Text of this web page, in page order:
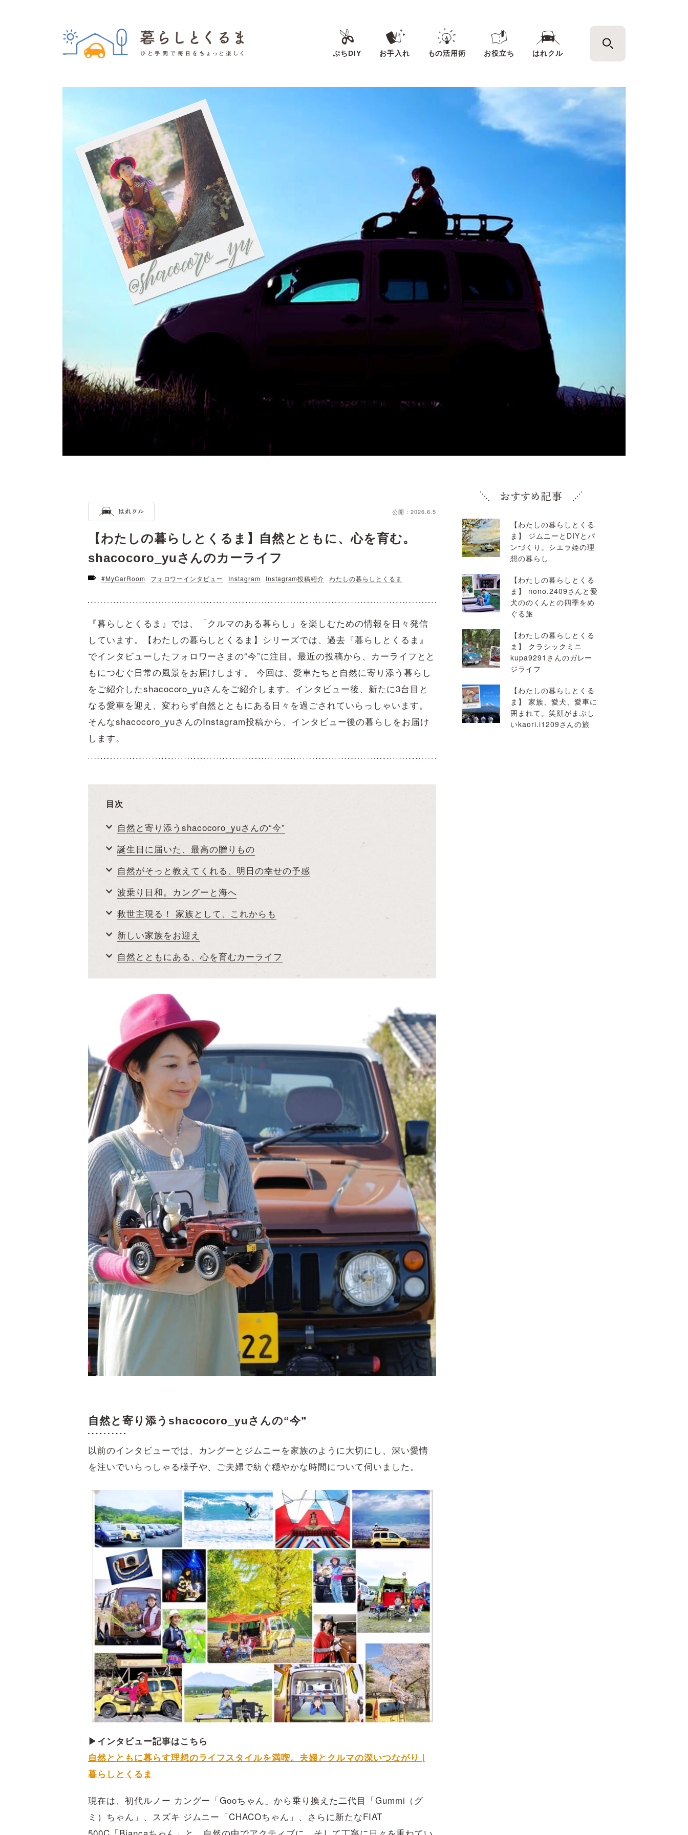
ぷちDIY お手入れ もの活用術 お役立ち はれクル
公開：2026.6.5
【わたしの暮らしとくるま】自然とともに、心を育む。
shacocoro_yuさんのカーライフ
#MyCarRoom フォロワーインタビュー Instagram Instagram投稿紹介 わたしの暮らしとくるま
『暮らしとくるま』では、「クルマのある暮らし」を楽しむための情報を日々発信
しています。【わたしの暮らしとくるま】シリーズでは、過去『暮らしとくるま』
でインタビューしたフォロワーさまの“今”に注目。最近の投稿から、カーライフとと
もにつむぐ日常の風景をお届けします。 今回は、愛車たちと自然に寄り添う暮らし
をご紹介したshacocoro_yuさんをご紹介します。インタビュー後、新たに3台目と
なる愛車を迎え、変わらず自然とともにある日々を過ごされていらっしゃいます。
そんなshacocoro_yuさんのInstagram投稿から、インタビュー後の暮らしをお届け
します。
目次
自然と寄り添うshacocoro_yuさんの“今”
誕生日に届いた、最高の贈りもの
自然がそっと教えてくれる、明日の幸せの予感
波乗り日和。カングーと海へ
救世主現る！ 家族として、これからも
新しい家族をお迎え
自然とともにある、心を育むカーライフ
自然と寄り添うshacocoro_yuさんの“今”
以前のインタビューでは、カングーとジムニーを家族のように大切にし、深い愛情
を注いでいらっしゃる様子や、ご夫婦で紡ぐ穏やかな時間について伺いました。
▶インタビュー記事はこちら
自然とともに暮らす理想のライフスタイルを満喫。夫婦とクルマの深いつながり |
暮らしとくるま
現在は、初代ルノー カングー「Gooちゃん」から乗り換えた二代目「Gummi（グ
ミ）ちゃん」、スズキ ジムニー「CHACOちゃん」、さらに新たなFIAT
【わたしの暮らしとくる
ま】 ジムニーとDIYとパ
ンづくり。シエラ姫の理
想の暮らし
【わたしの暮らしとくる
ま】 nono.2409さんと愛
犬ののくんとの四季をめ
ぐる旅
【わたしの暮らしとくる
ま】 クラシックミニ
kupa9291さんのガレー
ジライフ
【わたしの暮らしとくる
ま】 家族、愛犬、愛車に
囲まれて。笑顔がまぶし
いkaori.i1209さんの旅